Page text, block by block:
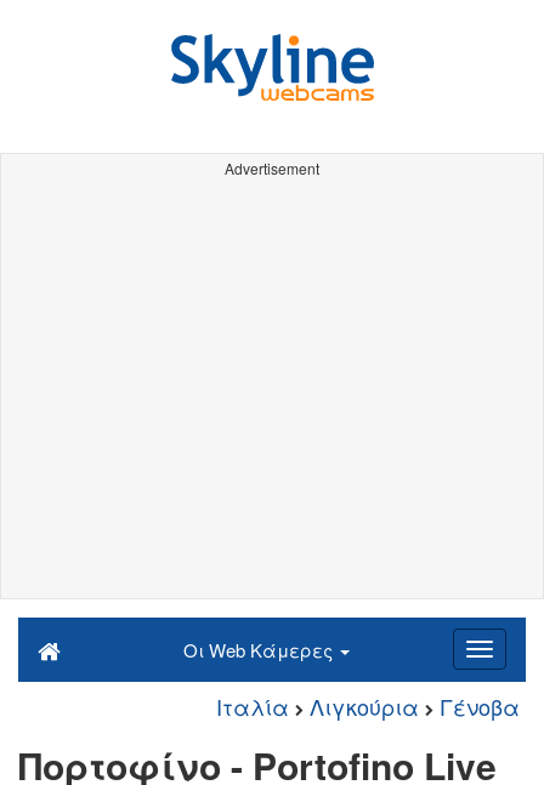
Advertisement
Οι Web Κάμερες
Ιταλία Λιγκούρια Γένοβα
Πορτοφίνο - Portofino Live